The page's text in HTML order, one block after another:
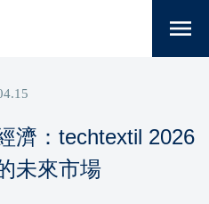
menu
濟：techtextil 2026
未來市場